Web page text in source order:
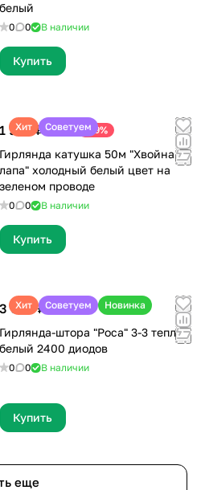
белый
0 0 В наличии
Купить
Хит Советуем
1 990 ₽ 2 800 ₽ -29%
Гирлянда катушка 50м "Хвойная
лапа" холодный белый цвет на
зеленом проводе
0 0 В наличии
Купить
Хит Советуем Новинка
3 000 ₽
Гирлянда-штора "Роса" 3-3 теплый
белый 2400 диодов
0 0 В наличии
Купить
еще